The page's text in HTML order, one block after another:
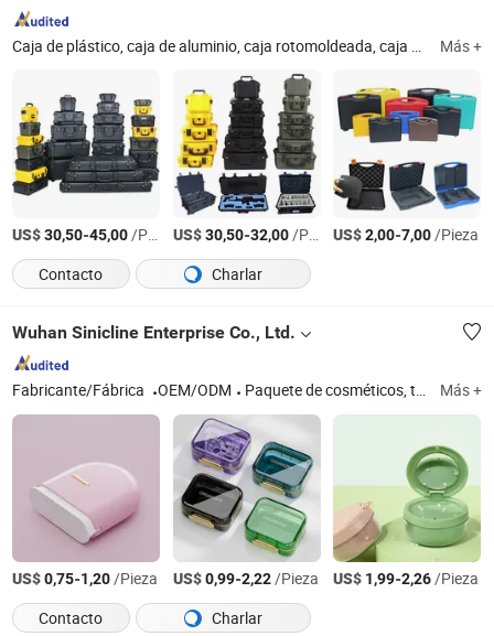
Caja de plástico, caja de aluminio, caja rotomoldeada, caja de almacenamiento de herramientas, recinto de aluminio, recinto de plástico, caja de herramientas, caja organizadora, caja de enfriamiento, caja de EVA Más +
US$30,50-45,00/Pieza US$30,50-32,00/Pieza US$2,00-7,00/Pieza
Contacto
Charlar
Wuhan Sinicline Enterprise Co., Ltd.
Fabricante/Fábrica OEM/ODM Paquete de cosméticos, tarro cosmético, botella de gotero de vidrio, botella de aceite esencial, botella sin aire, botellas de perfume de vidrio, tarro de vidrio, tarro de plástico, caja de embalaje, embalaje cosmético, tubo de lápiz labial, etc Más +
US$0,75-1,20/Pieza US$0,99-2,22/Pieza US$ 1,99-2,26/Pieza
Contacto
Charlar